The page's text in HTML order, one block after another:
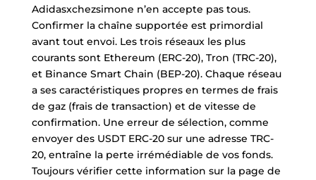
Adidasxchezsimone n’en accepte pas tous.
Confirmer la chaîne supportée est primordial
avant tout envoi. Les trois réseaux les plus
courants sont Ethereum (ERC-20), Tron (TRC-20),
et Binance Smart Chain (BEP-20). Chaque réseau
a ses caractéristiques propres en termes de frais
de gaz (frais de transaction) et de vitesse de
confirmation. Une erreur de sélection, comme
envoyer des USDT ERC-20 sur une adresse TRC-
20, entraîne la perte irrémédiable de vos fonds.
Toujours vérifier cette information sur la page de